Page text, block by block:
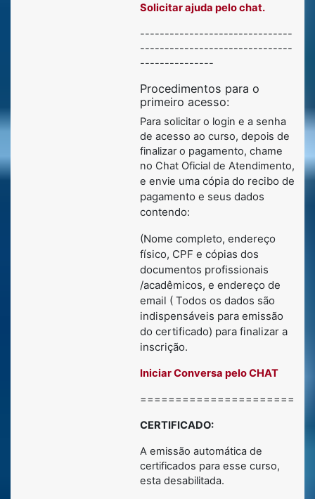
Solicitar ajuda pelo chat.
-------------------------------
-------------------------------
---------------
Procedimentos para o
primeiro acesso:
Para solicitar o login e a senha
de acesso ao curso, depois de
finalizar o pagamento, chame
no Chat Oficial de Atendimento,
e envie uma cópia do recibo de
pagamento e seus dados
contendo:
(Nome completo, endereço
físico, CPF e cópias dos
documentos profissionais
/acadêmicos, e endereço de
email ( Todos os dados são
indispensáveis para emissão
do certificado) para finalizar a
inscrição.
Iniciar Conversa pelo CHAT
CERTIFICADO:
A emissão automática de
certificados para esse curso,
esta desabilitada.